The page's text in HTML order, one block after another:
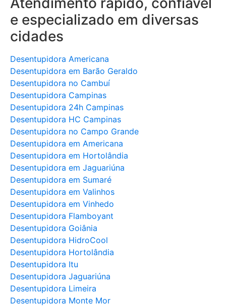
e especializado em diversas
cidades
Desentupidora Americana
Desentupidora em Barão Geraldo
Desentupidora no Cambuí
Desentupidora Campinas
Desentupidora 24h Campinas
Desentupidora HC Campinas
Desentupidora no Campo Grande
Desentupidora em Americana
Desentupidora em Hortolândia
Desentupidora em Jaguariúna
Desentupidora em Sumaré
Desentupidora em Valinhos
Desentupidora em Vinhedo
Desentupidora Flamboyant
Desentupidora Goiânia
Desentupidora HidroCool
Desentupidora Hortolândia
Desentupidora Itu
Desentupidora Jaguariúna
Desentupidora Limeira
Desentupidora Monte Mor